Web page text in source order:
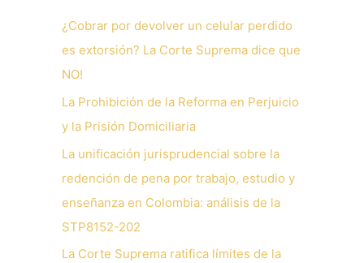
¿Cobrar por devolver un celular perdido
es extorsión? La Corte Suprema dice que
NO!
La Prohibición de la Reforma en Perjuicio
y la Prisión Domiciliaria
La unificación jurisprudencial sobre la
redención de pena por trabajo, estudio y
enseñanza en Colombia: análisis de la
STP8152-202
La Corte Suprema ratifica límites de la